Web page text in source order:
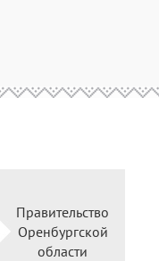
Правительство
Оренбургской
области